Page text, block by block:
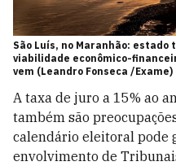
São Luís, no Maranhão:
viabilidade econômico-
vem (Leandro Fonseca /Exame)
A taxa de juro a 15% ao
também são
calendário eleitoral pode
envolvimento de